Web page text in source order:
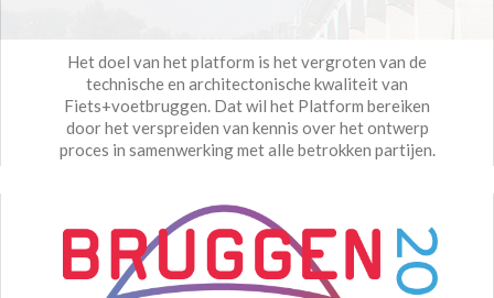
Het doel van het platform is het vergroten van de
technische en architectonische kwaliteit van
Fiets+voetbruggen. Dat wil het Platform bereiken
door het verspreiden van kennis over het ontwerp
proces in samenwerking met alle betrokken partijen.